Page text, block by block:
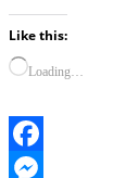
Like this:
Loading…
Facebook